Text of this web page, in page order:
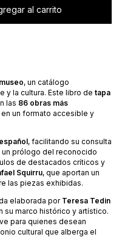
, un catálogo
y la cultura. Este libro de tapa
las 86 obras más
un formato accesible y
, facilitando su consulta
prólogo del reconocido
de destacados críticos y
Squirru, que aportan un
las piezas exhibidas.
elaborada por Teresa Tedin
su marco histórico y artístico.
para quienes desean
cultural que alberga el